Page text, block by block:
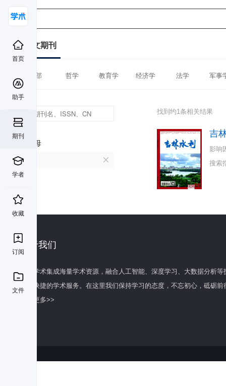
首页
助手
期刊
学者
收藏
订阅
文件
中文期刊
全部 哲学 教育学 经济学 法学 军事
首字母
J
找到约1条相关结果
吉
影响
搜索
关于我们
百度学术集成海量学术资源，融合人工智能、深度学习、大数据分析
全面快捷的学术服务。在这里我们保持学习的态度，不忘初心，砥砺前
了解更多>>